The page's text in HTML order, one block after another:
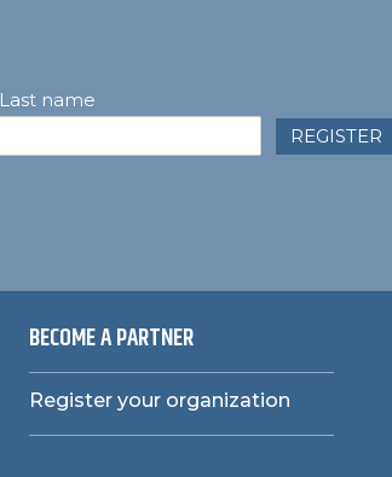
Last name
REGISTER
BECOME A PARTNER
Register your organization